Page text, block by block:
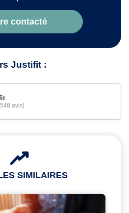
contacté
Justifit :
avis)
SIMILAIRES